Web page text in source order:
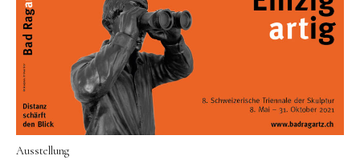
Ausstellungen
Einzelaustellungen
Gruppenausstellungen
Werk
Ausstellung